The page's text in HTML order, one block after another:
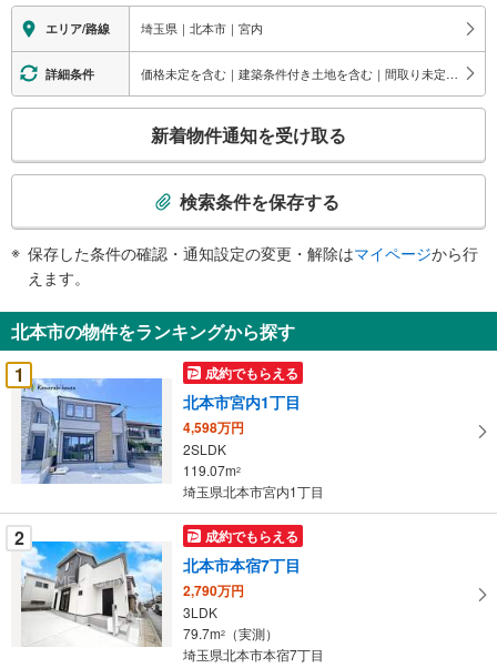
エリア/路線 埼玉県｜北本市｜宮内
詳細条件 価格未定を含む｜建築条件付き土地を含む｜間取り未定を含む
検
知
を
受
け
取
る
・
条
件
を
マ
イ
ペ
新着物件通知を受け取る
検索条件を保存する
保存した条件の確認・通知設定の変更・解除はマイページから行
えます。
北本市の物件をランキングから探す
1
成約でもらえる
北本市宮内1丁目
4,598万円
2SLDK
119.07m2
埼玉県北本市宮内1丁目
2 成約でもらえる
北本市本宿7丁目
2,790万円
3LDK
79.7m2
（実測）
埼玉県北本市本宿7丁目